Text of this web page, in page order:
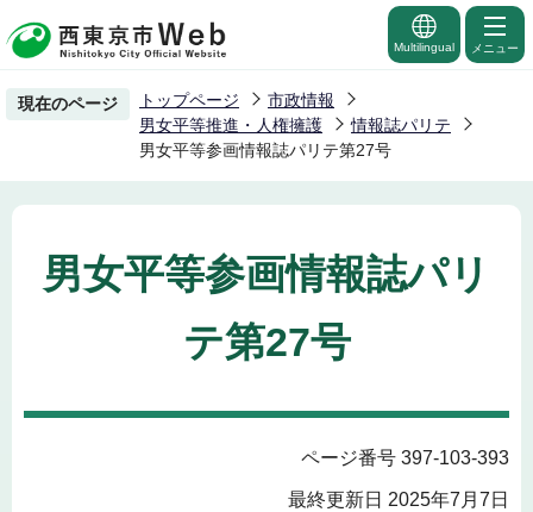
の
ー
の
先
Multilingual メニュー
現在のページ トップページ
市政情報
男女平等推進・人権擁護
情報誌パリテ
男女平等参画情報誌パリテ第27号
男女平等参画情報誌パリ
テ第27号
ページ番号 397-103-393
最終更新日 2025年7月7日